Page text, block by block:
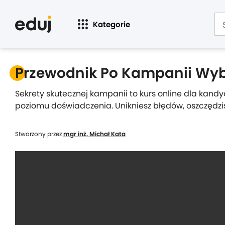
Kategorie
Przewodnik Po Kampanii
Sekrety skutecznej kampanii to kurs online dla
poziomu doświadczenia. Unikniesz błędów,
Stworzony przezmgr inż. Michał Kata